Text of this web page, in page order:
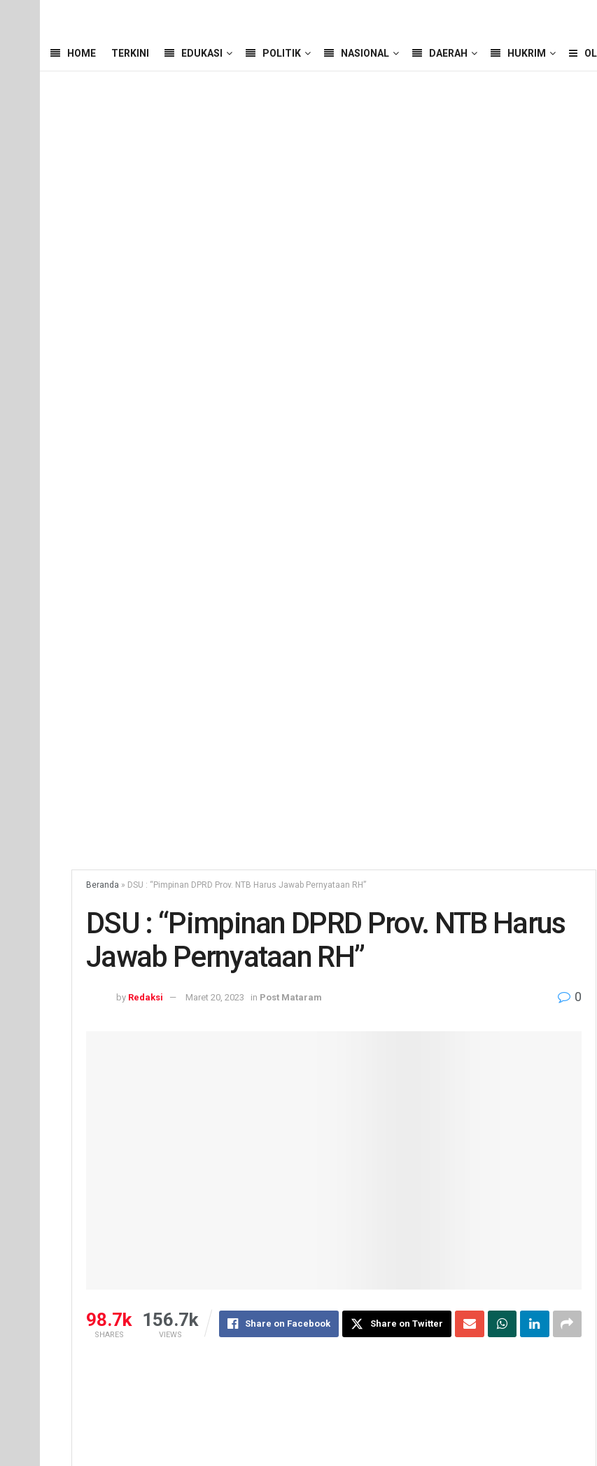
HOME TERKINI EDUKASI POLITIK NASIONAL DAERAH HUKRIM
Beranda » DSU : “Pimpinan DPRD Prov. NTB Harus Jawab Pernyataan RH”
DSU : “Pimpinan DPRD Prov. NTB Harus
Jawab Pernyataan RH”
by Redaksi Maret 20, 2023 in Post Mataram 0
98.7k
SHARES
156.7k
VIEWS
Share on Facebook Share on Twitter